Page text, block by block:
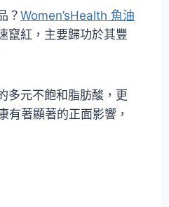
？ Women’sHealth 魚油
竄紅，主要歸功於其豐
多元不飽和脂肪酸，更
有著顯著的正面影響，